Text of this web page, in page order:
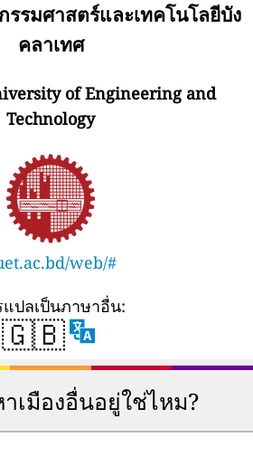
รมศาสตร์และเทคโนโลยีบัง
คลาเทศ
of Engineering and
Technology
web/#
แปลเป็นภาษาอื่น:
🇬🇧
เมืองอื่นอยู่ใช่ไหม?